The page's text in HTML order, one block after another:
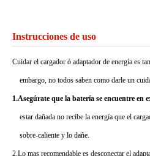
Instrucciones de uso
Cuidar el cargador ó adaptador de energía es
embargo, no todos saben como darle un
1.Asegúrate que la batería se encuentre en
estar dañada no recibe la energía que el
sobre-caliente y lo dañe.
2.Lo mas recomendable es desconectar el